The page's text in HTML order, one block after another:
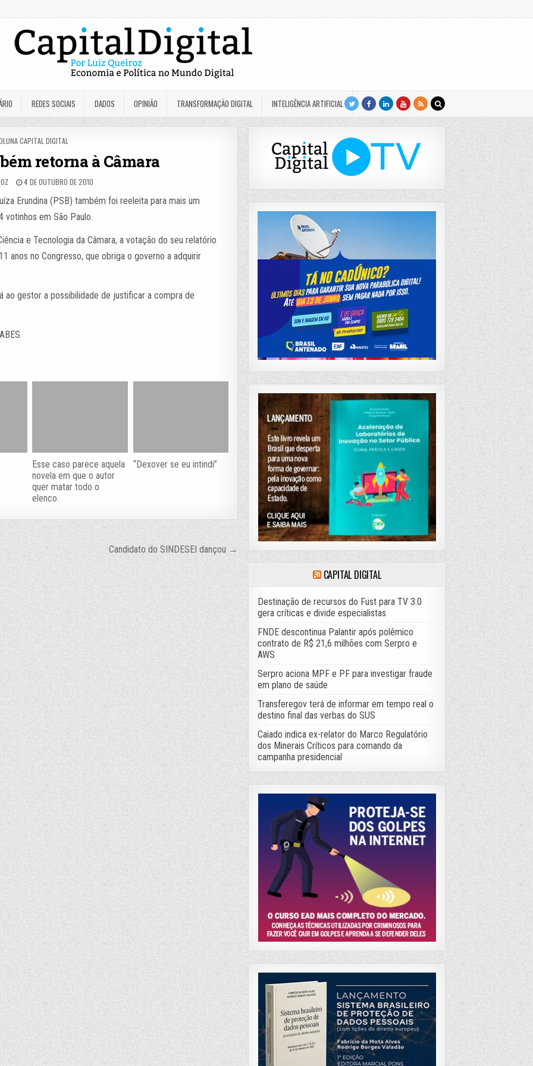
REDES SOCIAIS DADOS OPINIÃO TRANSFORMAÇÃO DIGITAL INTELIGÊNCIA ARTIFICIAL
CAPITAL DIGITAL
retorna à Câmara
4 DE OUTUBRO DE 2010
Erundina (PSB) também foi reeleita para mais um
votinhos em São Paulo.
e Tecnologia da Câmara, a votação do seu relatório
anos no Congresso, que obriga o governo a adquirir
ao gestor a possibilidade de justificar a compra de
Esse caso parece aquela
novela em que o autor
quer matar todo o
elenco.
“Dexover se eu intindi”
Candidato do SINDESEI dançou →
CAPITAL DIGITAL
Destinação de recursos do Fust para TV 3.0
gera críticas e divide especialistas
FNDE descontinua Palantir após polêmico
contrato de R$ 21,6 milhões com Serpro e
AWS
Serpro aciona MPF e PF para investigar fraude
em plano de saúde
Transferegov terá de informar em tempo real o
destino final das verbas do SUS
Caiado indica ex-relator do Marco Regulatório
dos Minerais Críticos para comando da
campanha presidencial